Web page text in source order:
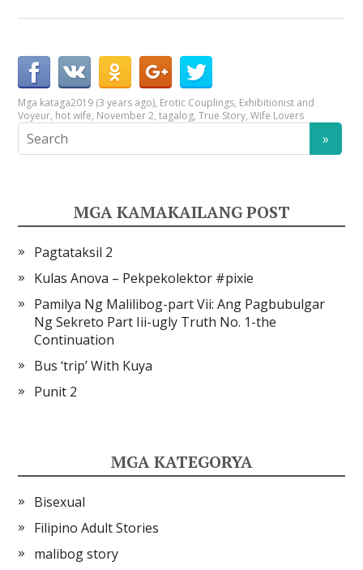
Mga kataga2019 (3 years ago), Erotic Couplings, Exhibitionist and
Voyeur, hot wife, November 2,tagalog,True Story,Wife Lovers
MGA KAMAKAILANG POST
Pagtataksil 2
Kulas Anova – Pekpekolektor #pixie
Pamilya Ng Malilibog-part Vii: Ang Pagbubulgar
Ng Sekreto Part Iii-ugly Truth No. 1-the
Continuation
Bus ‘trip’ With Kuya
Punit 2
MGA KATEGORYA
Bisexual
Filipino Adult Stories
malibog story